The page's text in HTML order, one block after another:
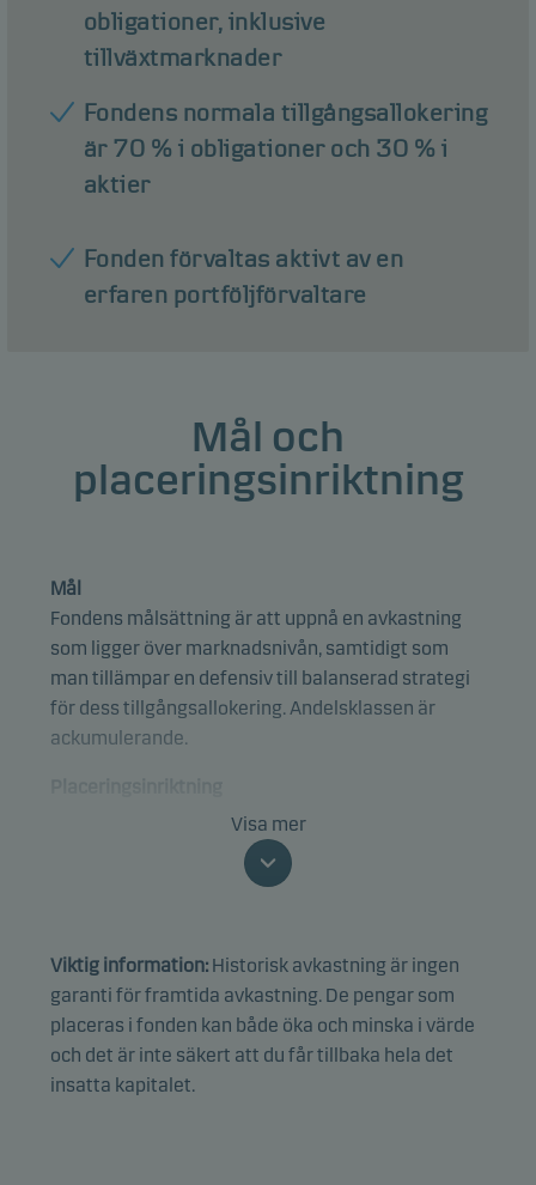
obligationer, inklusive
tillväxtmarknader
Fondens normala tillgångsallokering
är 70 % i obligationer och 30 % i
aktier
Fonden förvaltas aktivt av en
erfaren portföljförvaltare
Mål och
placeringsinriktning
Mål
Fondens målsättning är att uppnå en avkastning
som ligger över marknadsnivån, samtidigt som
man tillämpar en defensiv till balanserad strategi
för dess tillgångsallokering. Andelsklassen är
ackumulerande.
Fonden har exponering, direkt eller genom andra
fonder, mot obligationer och aktier, med
tyngdpunkt mot obligationer. Fonden investerar
processer, kriterier eller egenskaper. Fonden kan
nå exponering mot alla kreditkvaliteter, sektorer
och länder, inklusive tillväxtmarknader.
Fondens normala tillgångsallokering är 70 % i
Visa mer
Viktig information: Historisk avkastning är ingen
garanti för framtida avkastning. De pengar som
placeras i fonden kan både öka och minska i värde
och det är inte säkert att du får tillbaka hela det
insatta kapitalet.